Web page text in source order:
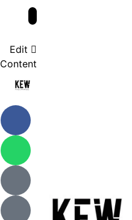
Edit
Content